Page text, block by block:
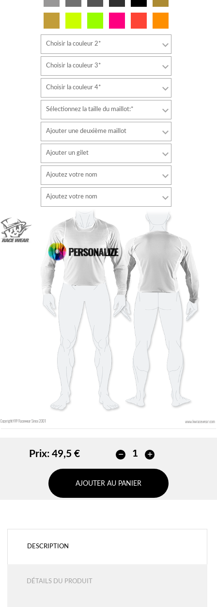
Choisir la couleur 2*
Choisir la couleur 3*
Choisir la couleur 4*
Sélectionnez la taille du maillot:*
Ajouter une deuxième maillot
Ajouter un gilet
Ajoutez votre nom
Couleur de la police
Couleur du contour
Sans contour
AJOUTER
Ajoutez votre nom
style
Couleur de la police
Couleur du contour
AJOUTER
Prix: 49,5 €
AJOUTER AU PANIER
DESCRIPTION
DÉTAILS DU PRODUIT